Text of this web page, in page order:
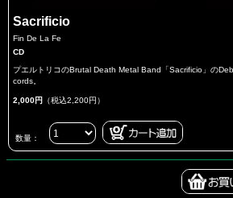
Sacrificio
Fin De La Fe
CD
プエルトリコのBrutal Death Metal Band「Sacrificio」の
cords。
2,000円 （税込2,200円）
数量：